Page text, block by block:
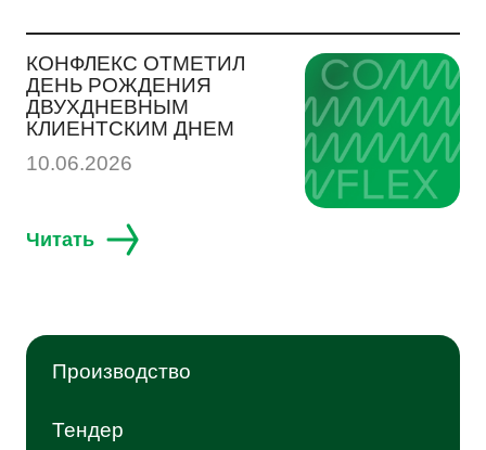
ДРУГОЕ
R & D
КОНФЛЕКС ОТМЕТИЛ
ДЕНЬ РОЖДЕНИЯ
ДВУХДНЕВНЫМ
КЛИЕНТСКИМ ДНЕМ
10.06.2026
Читать
Производство
Тендер